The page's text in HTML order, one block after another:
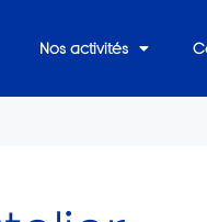
Nos activités